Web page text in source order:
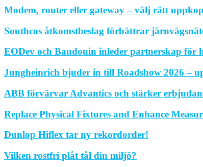
Modem, router eller gateway – välj rätt
Southcos åtkomstbeslag förbättrar
EODev och Baudouin inleder partnerskap
Jungheinrich bjuder in till Roadshow 2026 –
ABB förvärvar Advantics och stärker
Replace Physical Fixtures and Enhance
Dunlop Hiflex tar ny rekordorder!
Vilken rostfri plåt tål din miljö?